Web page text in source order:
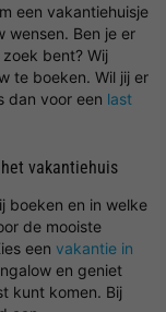
een vakantiehuisje
wensen. Ben je er
bent? Wij
te boeken. Wil jij er
dan voor een last
vakantiehuis
boeken en in welke
de mooiste
een vakantie in
en geniet
kunt komen. Bij